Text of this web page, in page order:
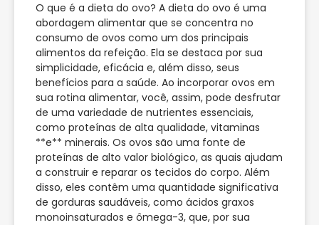
O que é a dieta do ovo? A dieta do ovo é uma
abordagem alimentar que se concentra no
consumo de ovos como um dos principais
alimentos da refeição. Ela se destaca por sua
simplicidade, eficácia e, além disso, seus
benefícios para a saúde. Ao incorporar ovos em
sua rotina alimentar, você, assim, pode desfrutar
de uma variedade de nutrientes essenciais,
como proteínas de alta qualidade, vitaminas
**e** minerais. Os ovos são uma fonte de
proteínas de alto valor biológico, as quais ajudam
a construir e reparar os tecidos do corpo. Além
disso, eles contêm uma quantidade significativa
de gorduras saudáveis, como ácidos graxos
monoinsaturados e ômega-3, que, por sua